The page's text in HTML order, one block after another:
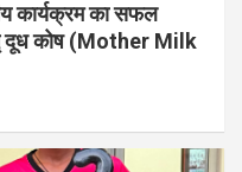
कार्यक्रम का सफल
दूध कोष (Mother Milk